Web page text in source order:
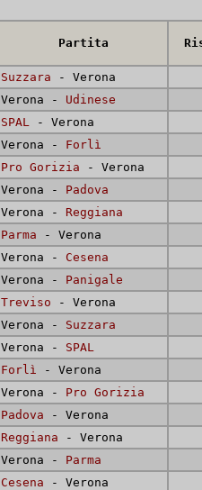
Partita
Suzzara - Verona
Verona - Udinese
SPAL - Verona
Verona - Forlì
Pro Gorizia - Verona
Verona - Padova
Verona - Reggiana
Parma - Verona
Verona - Cesena
Verona - Panigale
Treviso - Verona
Verona - Suzzara
Verona - SPAL
Forlì - Verona
Verona - Pro Gorizia
Padova - Verona
Reggiana - Verona
Verona - Parma
Cesena - Verona